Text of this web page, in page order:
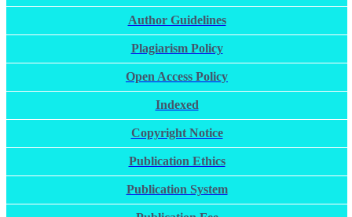
Author Guidelines
Plagiarism Policy
Open Access Policy
Indexed
Copyright Notice
Publication Ethics
Publication System